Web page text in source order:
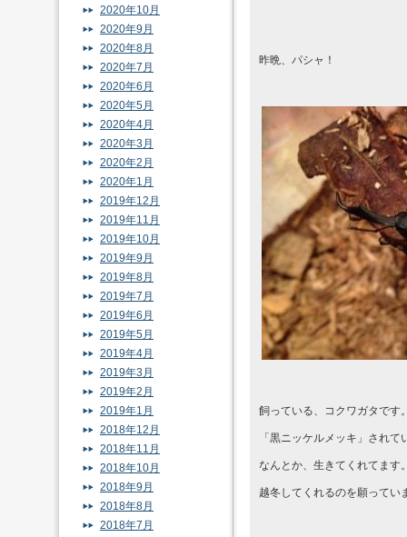
昨晩、パシャ！
飼っている、コクワガタです
「黒ニッケルメッキ」されて
なんとか、生きてくれてます
越冬してくれるのを願ってい
2020年10月
2020年9月
2020年8月
2020年7月
2020年6月
2020年5月
2020年4月
2020年3月
2020年2月
2020年1月
2019年12月
2019年11月
2019年10月
2019年9月
2019年8月
2019年7月
2019年6月
2019年5月
2019年4月
2019年3月
2019年2月
2019年1月
2018年12月
2018年11月
2018年10月
2018年9月
2018年8月
2018年7月